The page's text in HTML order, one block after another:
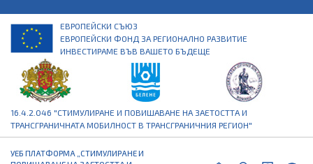
ЕВРОПЕЙСКИ СЪЮЗ
ЕВРОПЕЙСКИ ФОНД ЗА РЕГИОНАЛНО РАЗВИТИЕ
ИНВЕСТИРАМЕ ВЪВ ВАШЕТО БЪДЕЩЕ
16.4.2.046 "СТИМУЛИРАНЕ И ПОВИШАВАНЕ НА ЗАЕТОСТТА И
ТРАНСГРАНИЧНАТА МОБИЛНОСТ В ТРАНСГРАНИЧНИЯ РЕГИОН"
УЕБ ПЛАТФОРМА „СТИМУЛИРАНЕ И